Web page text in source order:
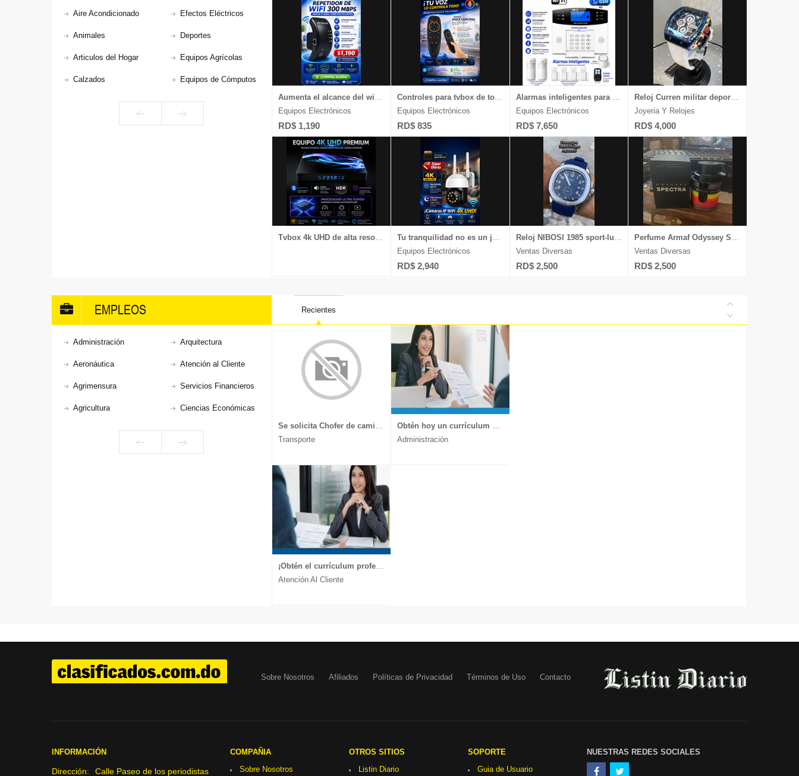
Aire Acondicionado
Animales
Articulos del Hogar
Calzados
Efectos Eléctricos
Deportes
Equipos Agrícolas
Equipos de Cómputos
Equipos Industriales
Equipos Pesados
Escuela de Choferes
Estudios Diversos
Muebles
Legales
Plantas Eláctricas
Video Juegos
Salones de Belleza
Celulares y Tabletas
Ventas Diversas
Joyería y Relojes
Aumenta el alcance del wifi en tu casa o negocio, chequea esto
Equipos Electrónicos
RD$ 1,190
Tvbox 4k UHD de alta resolución disponibles aquí, chequea
Controles para tvbox de todas las marcas y televisores con sistema Android
Equipos Electrónicos
RD$ 835
Tu tranquilidad no es un juego, chequea nuestras cámaras 4k UHD
Equipos Electrónicos
RD$ 2,940
Alarmas inteligentes para proteger tu casa o negocio sin usar cableado
Equipos Electrónicos
RD$ 7,650
Reloj NIBOSI 1985 sport-luxury cronografo fechero
Ventas Diversas
RD$ 2,500
Reloj Curren militar deportivo Cronografo fechero mov Quarzo japones
Joyeria Y Relojes
RD$ 4,000
Perfume Armaf Odyssey Spectra Rainbow 100ml
Ventas Diversas
RD$ 2,500
EMPLEOS Recientes
Administración
Aeronáutica
Agrimensura
Agricultura
Arquitectura
Atención al Cliente
Servicios Financieros
Ciencias Económicas
Contabilidad
Derecho
Electricidad
Farmacia
Ingeniería
Ingeniería Sistemas
Marketing
Oficios Diversos
Psicología
Telecomunicaciones
Se solicita Chofer de camión, experiencia en transporte de muebles y mercancía delicada, documentos al día, enviar CV a
Transporte
¡Obtén el currículum profesional que te lleva a la entrevista!
Atención Al Cliente
Obtén hoy un currículum vitae moderno y llamativo.
Administración
Sobre Nosotros Afiliados Políticas de Privacidad Términos de Uso Contacto
INFORMACIÓN
Dirección: Calle Paseo de los periodistas
COMPAÑIA
Sobre Nosotros
OTROS SITIOS
Listin Diario
SOPORTE
Guia de Usuario
NUESTRAS REDES SOCIALES